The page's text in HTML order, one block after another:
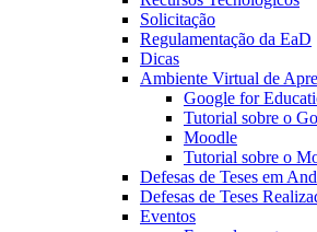
Solicitação
Regulamentação da EaD
Dicas
Ambiente Virtual de
Google for
Tutorial sobre o
Moodle
Tutorial sobre o
Defesas de Teses em
Defesas de Teses
Eventos